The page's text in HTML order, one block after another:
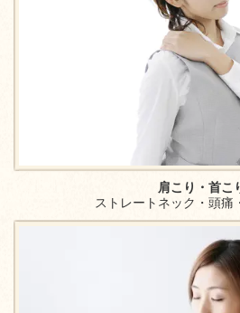
肩こり・首こ
ストレートネック・頭痛